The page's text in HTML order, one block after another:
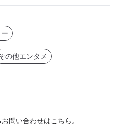
の他エンタメ
問い合わせはこちら。